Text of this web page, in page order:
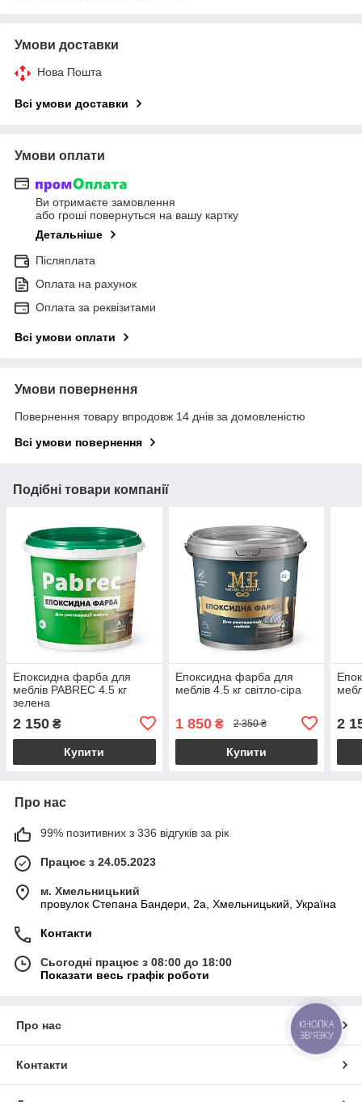
Умови доставки
Нова Пошта
Всі умови доставки
Умови оплати
Ви отримаєте замовлення
або гроші повернуться на вашу картку
Детальніше
Післяплата
Оплата на рахунок
Оплата за реквізитами
Всі умови оплати
Умови повернення
Повернення товару впродовж 14 днів за домовленістю
Всі умови повернення
Подібні товари компанії
Епоксидна фарба для
меблів PABREC 4.5 кг
зелена
2 150 ₴
Купити
Епоксидна фарба для
меблів 4.5 кг світло-сіра
1 850₴ 2 350 ₴
Купити
2
Про нас
99% позитивних з 336 відгуків за рік
Працює з 24.05.2023
м. Хмельницький
провулок Степана Бандери, 2a, Хмельницький, Україна
Контакти
Сьогодні працює з 08:00 до 18:00
Показати весь графік роботи
Про нас
Контакти
КНОПКА
ЗВ'ЯЗКУ